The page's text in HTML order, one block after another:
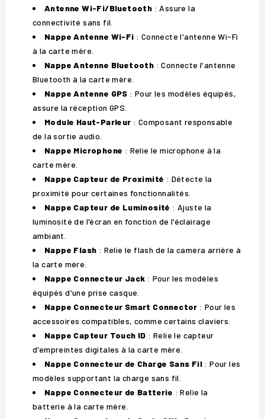
Antenne Wi-Fi/Bluetooth : Assure la
connectivité sans fil.
Nappe Antenne Wi-Fi : Connecte l'antenne Wi-Fi
à la carte mère.
Nappe Antenne Bluetooth : Connecte l'antenne
Bluetooth à la carte mère.
Nappe Antenne GPS : Pour les modèles équipés,
assure la réception GPS.
Module Haut-Parleur : Composant responsable
de la sortie audio.
Nappe Microphone : Relie le microphone à la
carte mère.
Nappe Capteur de Proximité : Détecte la
proximité pour certaines fonctionnalités.
Nappe Capteur de Luminosité : Ajuste la
luminosité de l'écran en fonction de l'éclairage
ambiant.
Nappe Flash : Relie le flash de la caméra arrière à
la carte mère.
Nappe Connecteur Jack : Pour les modèles
équipés d'une prise casque.
Nappe Connecteur Smart Connector : Pour les
accessoires compatibles, comme certains claviers.
Nappe Capteur Touch ID : Relie le capteur
d'empreintes digitales à la carte mère.
Nappe Connecteur de Charge Sans Fil : Pour les
modèles supportant la charge sans fil.
Nappe Connecteur de Batterie : Relie la
batterie à la carte mère.